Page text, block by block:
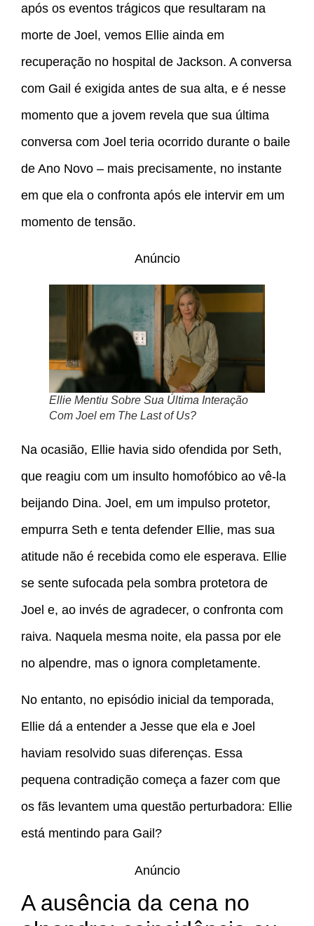
após os eventos trágicos que resultaram na
morte de Joel, vemos Ellie ainda em
recuperação no hospital de Jackson. A conversa
com Gail é exigida antes de sua alta, e é nesse
momento que a jovem revela que sua última
conversa com Joel teria ocorrido durante o baile
de Ano Novo – mais precisamente, no instante
em que ela o confronta após ele intervir em um
momento de tensão.
Anúncio
Ellie Mentiu Sobre Sua Última Interação
Com Joel em The Last of Us?
Na ocasião, Ellie havia sido ofendida por Seth,
que reagiu com um insulto homofóbico ao vê-la
beijando Dina. Joel, em um impulso protetor,
empurra Seth e tenta defender Ellie, mas sua
atitude não é recebida como ele esperava. Ellie
se sente sufocada pela sombra protetora de
Joel e, ao invés de agradecer, o confronta com
raiva. Naquela mesma noite, ela passa por ele
no alpendre, mas o ignora completamente.
No entanto, no episódio inicial da temporada,
Ellie dá a entender a Jesse que ela e Joel
haviam resolvido suas diferenças. Essa
pequena contradição começa a fazer com que
os fãs levantem uma questão perturbadora: Ellie
está mentindo para Gail?
Anúncio
A ausência da cena no